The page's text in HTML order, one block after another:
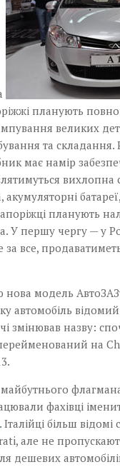
планують
великих
та складання.
має намір
вихлопна
планують
У першу чергу — у
все,
модель
автомобіль
змінював назву:
на
фахівці
. Італійці більш
але не
дешевих